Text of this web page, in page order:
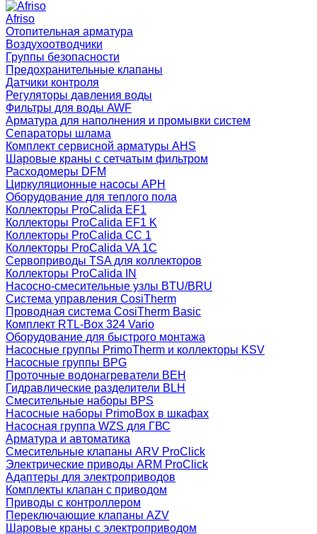
Afriso
Отопительная арматура
Воздухоотводчики
Группы безопасности
Предохранительные клапаны
Датчики контроля
Регуляторы давления воды
Фильтры для воды AWF
Арматура для наполнения и промывки систем
Сепараторы шлама
Комплект сервисной арматуры AHS
Шаровые краны с сетчатым фильтром
Расходомеры DFM
Циркуляционные насосы APH
Оборудование для теплого пола
Коллекторы ProCalida EF1
Коллекторы ProCalida EF1 K
Коллекторы ProCalida CC 1
Коллекторы ProCalida VA 1C
Сервоприводы TSA для коллекторов
Коллекторы ProCalida IN
Насосно-смесительные узлы BTU/BRU
Система управления CosiTherm
Проводная система CosiTherm Basic
Комплект RTL‑Box 324 Vario
Оборудование для быстрого монтажа
Насосные группы PrimoTherm и коллекторы KSV
Насосные группы BPG
Проточные водонагреватели BEH
Гидравлические разделители BLH
Смесительные наборы BPS
Насосные наборы PrimoBox в шкафах
Насосная группа WZS для ГВС
Арматура и автоматика
Смесительные клапаны ARV ProClick
Электрические приводы ARM ProClick
Адаптеры для электроприводов
Комплекты клапан с приводом
Приводы с контроллером
Переключающие клапаны AZV
Шаровые краны с электроприводом